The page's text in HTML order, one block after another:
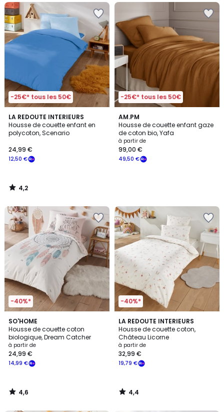
-25€* tous les 50€
LA REDOUTE INTERIEURS
Housse de couette enfant en
polycoton, Scenario
12,50 €
24,99 €
4,2
/ 5
4,2
/
-25€* tous les 50€
AM.PM
Housse de couette enfant gaze
de coton bio, Yafa
à partir de
49,50 €
99,00 €
-40%*
SO'HOME
Housse de couette coton
biologique, Dream Catcher
à partir de
14,99 €
24,99 €
4,6
/ 5
4,6
/
-40%*
LA REDOUTE INTERIEURS
Housse de couette coton,
Château Licorne
à partir de
19,79 €
32,99 €
4,4
/ 5
4,4
/